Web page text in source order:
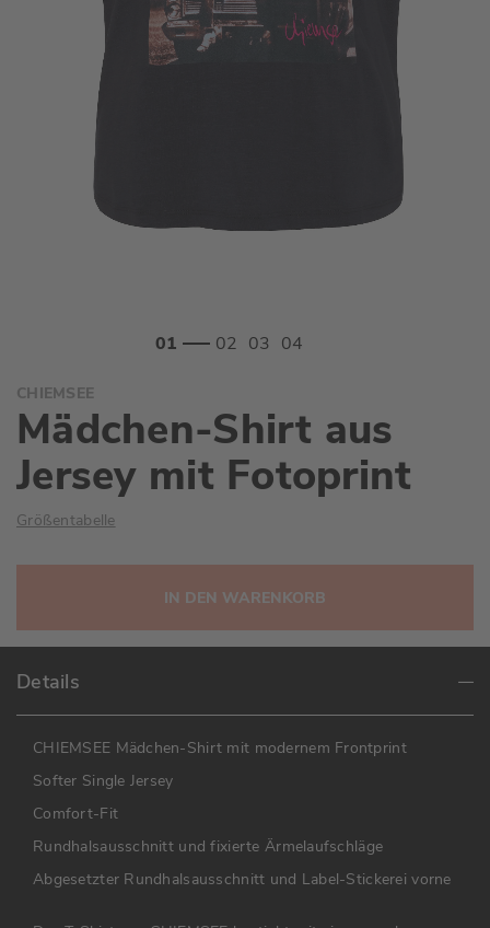
Anfang
der
Bildgalerie
springen
CHIEMSEE
Mädchen-Shirt aus
Jersey mit Fotoprint
Größentabelle
IN DEN WARENKORB
Details
CHIEMSEE Mädchen-Shirt mit modernem Frontprint
Softer Single Jersey
Comfort-Fit
Rundhalsausschnitt und fixierte Ärmelaufschläge
Abgesetzter Rundhalsausschnitt und Label-Stickerei vorne